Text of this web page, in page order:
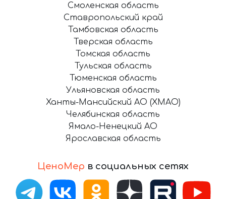
ЦеноМер в социальных сетях
Смоленская область
Ставропольский край
Тамбовская область
Тверская область
Томская область
Тульская область
Тюменская область
Ульяновская область
Ханты-Мансийский АО (ХМАО)
Челябинская область
Ямало-Ненецкий АО
Ярославская область